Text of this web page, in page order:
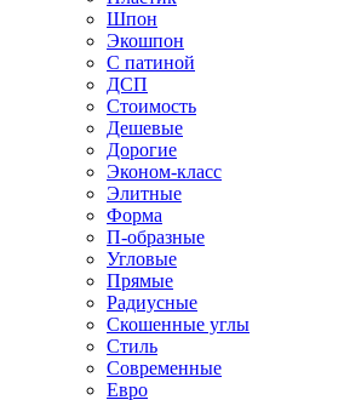
Шпон
Экошпон
С патиной
ДСП
Стоимость
Дешевые
Дорогие
Эконом-класс
Элитные
Форма
П-образные
Угловые
Прямые
Радиусные
Скошенные углы
Стиль
Современные
Евро